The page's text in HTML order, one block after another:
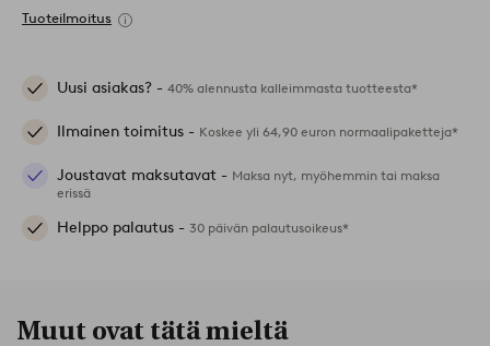
Tuoteilmoitus
Uusi asiakas? - 40% alennusta kalleimmasta tuotteesta*
Ilmainen toimitus - Koskee yli 64,90 euron normaalipaketteja*
Joustavat maksutavat - Maksa nyt, myöhemmin tai maksa
erissä
Helppo palautus - 30 päivän palautusoikeus*
Muut ovat tätä mieltä